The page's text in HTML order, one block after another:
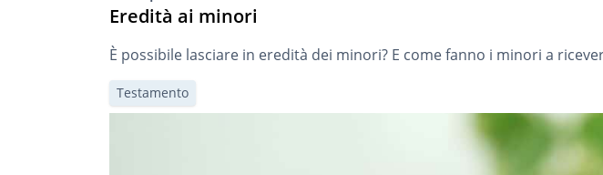
Eredità ai minori
È possibile lasciare in eredità dei minori? E come fanno i minori a
Testamento